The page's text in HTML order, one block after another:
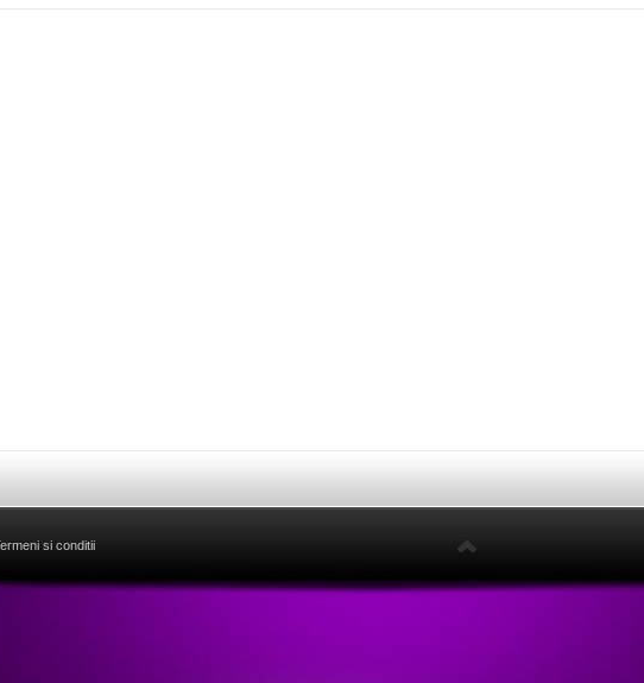
si conditii